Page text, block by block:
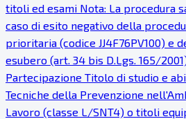
titoli ed esami Nota: La procedura
caso di esito negativo della
prioritaria (codice JJ4F76PV100) e
esubero (art. 34 bis D.Lgs. 165/
Partecipazione Titolo di studio e
Tecniche della Prevenzione
Lavoro (classe L/SNT4) o titoli